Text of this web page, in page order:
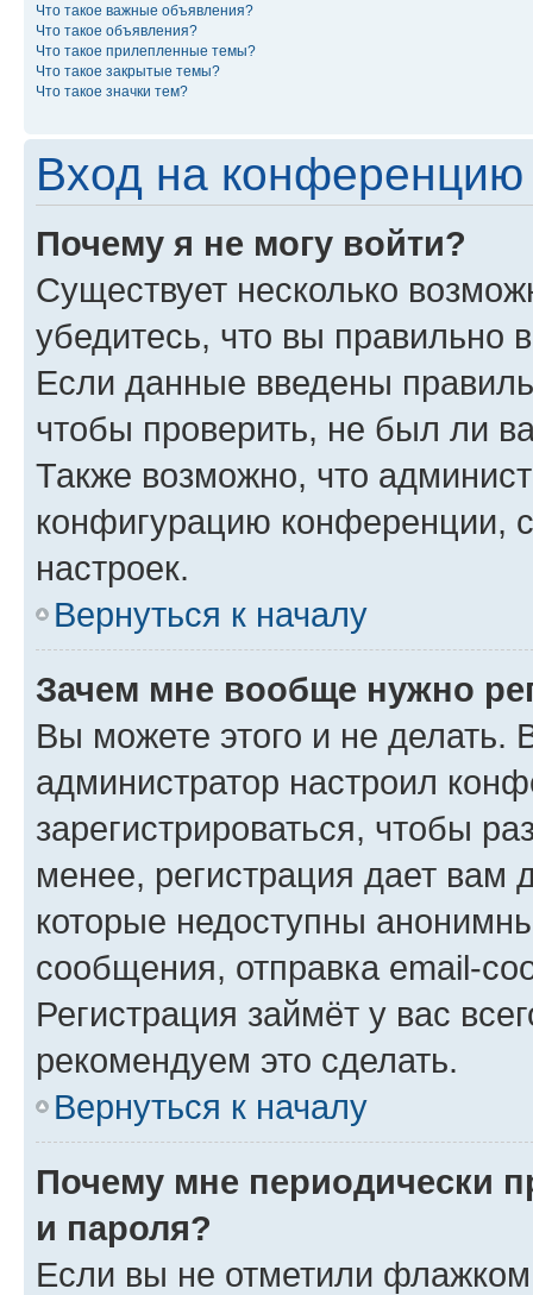
Что такое важные объявления?
Что такое объявления?
Что такое прилепленные темы?
Что такое закрытые темы?
Что такое значки тем?
Вход на конференцию
Почему я не могу войти?
Существует несколько
убедитесь, что вы правильно
Если данные введены
чтобы проверить, не был ли
Также возможно, что
конфигурацию конференции,
настроек.
Вернуться к началу
Зачем мне вообще нужно
Вы можете этого и не делать.
администратор настроил
зарегистрироваться, чтобы
менее, регистрация дает вам
которые недоступны
сообщения, отправка email-
Регистрация займёт у вас
рекомендуем это сделать.
Вернуться к началу
Почему мне периодически
и пароля?
Если вы не отметили